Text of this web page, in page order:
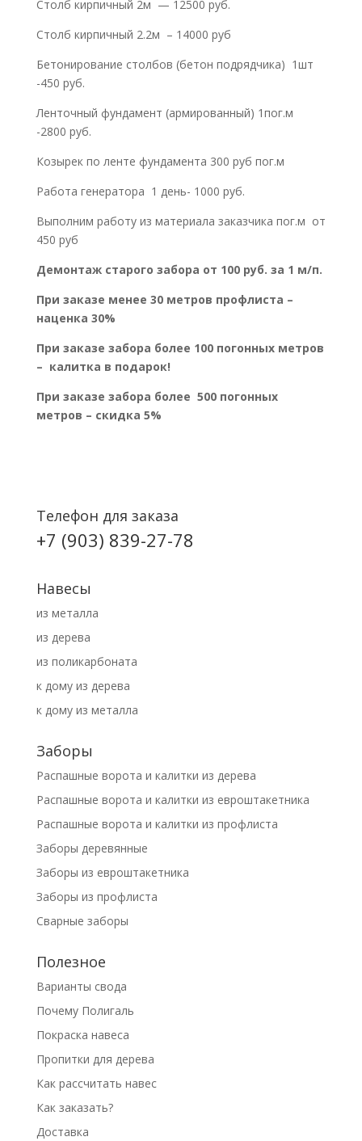
Столб кирпичный 2м — 12500 руб.
Столб кирпичный 2.2м – 14000 руб
Бетонирование столбов (бетон подрядчика) 1шт
-450 руб.
Ленточный фундамент (армированный) 1пог.м
-2800 руб.
Козырек по ленте фундамента 300 руб пог.м
Работа генератора 1 день- 1000 руб.
Выполним работу из материала заказчика пог.м от
450 руб
Демонтаж старого забора от 100 руб. за 1 м/п.
При заказе менее 30 метров профлиста –
наценка 30%
При заказе забора более 100 погонных метров
– калитка в подарок!
При заказе забора более 500 погонных
метров – скидка 5%
Телефон для заказа
+7 (903) 839-27-78
Навесы
из металла
из дерева
из поликарбоната
к дому из дерева
к дому из металла
Заборы
Распашные ворота и калитки из дерева
Распашные ворота и калитки из евроштакетника
Распашные ворота и калитки из профлиста
Заборы деревянные
Заборы из евроштакетника
Заборы из профлиста
Сварные заборы
Полезное
Варианты свода
Почему Полигаль
Покраска навеса
Пропитки для дерева
Как рассчитать навес
Как заказать?
Доставка